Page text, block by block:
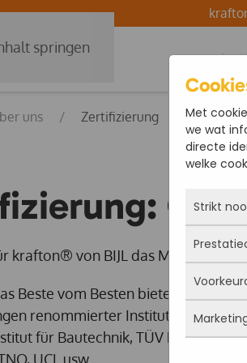
springen
uns Zertifizierung
krafton® von BIJL das Maß aller
Beste vom Besten bieten. Die
renommierter Institute in Europa
für Bautechnik, TÜV Rheinland
UCL usw.
Met
we wat
directe
welke
Strikt
Deze
actief
iets
Je kunt
maar
Met
deze
Deze